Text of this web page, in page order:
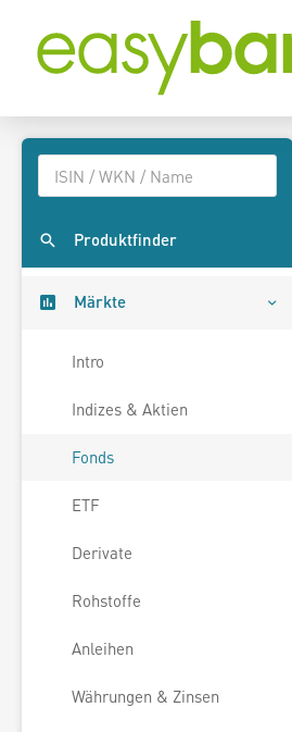
Produktfinder
Märkte
Intro
Indizes & Aktien
Fonds
ETF
Derivate
Rohstoffe
Anleihen
Währungen & Zinsen